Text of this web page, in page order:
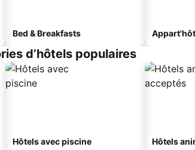
Bed & Breakfasts
d’hôtels populaires
Hôtels avec piscine Hôtels